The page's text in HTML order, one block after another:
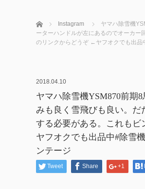
ホーム Instagram
ヤマハ除雪機
ーターハンドルが左にあるのでオーカー
のリンクからどうぞ ←ヤフオクでも出品
2018.04.10
ヤマハ除雪機YSM870前期
みも良く雪飛びも良い。
する必要がある。これも
ヤフオクでも出品中#除雪
ンテージ
Tweet Share +1